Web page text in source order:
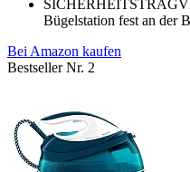
Bügelstation fest an der
Bei Amazon kaufen
Bestseller Nr. 2